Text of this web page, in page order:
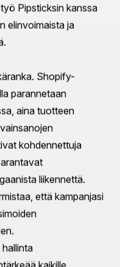
mahdollistavat
mikä voi säästää
ja rahaa.
konsultin
myymälän
ohjausta. Konsultti
että jokainen osa
konfiguroitu
auttoi Billie Eilish
3D-
määriä liikennettä